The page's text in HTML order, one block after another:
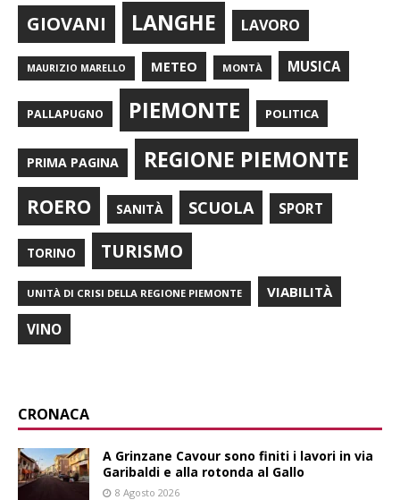
GIOVANI LANGHE LAVORO
MAURIZIO MARELLO METEO MONTÀ MUSICA
PALLAPUGNO PIEMONTE POLITICA
PRIMA PAGINA REGIONE PIEMONTE
ROERO SANITÀ SCUOLA SPORT
TORINO TURISMO
UNITÀ DI CRISI DELLA REGIONE PIEMONTE VIABILITÀ
VINO
CRONACA
A Grinzane Cavour sono finiti i lavori in via
Garibaldi e alla rotonda al Gallo
8 Agosto 2026